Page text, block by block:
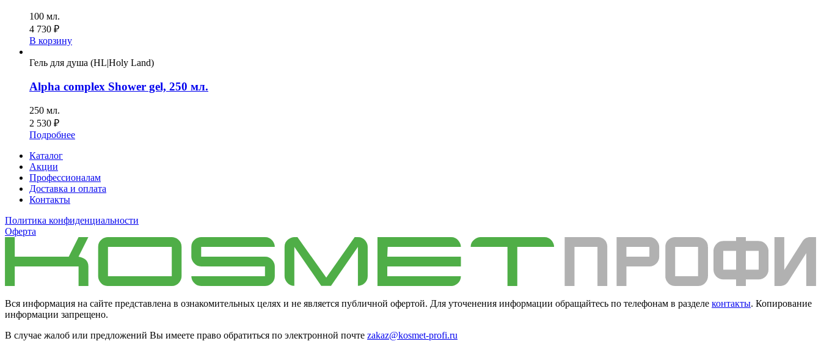
100 мл.
4 730 ₽
В корзину
Гель для душа (HL|Holy Land)
Alpha complex Shower gel, 250 мл.
250 мл.
2 530 ₽
Подробнее
Каталог
Акции
Профессионалам
Доставка и оплата
Контакты
Политика конфиденциальности
Оферта
Вся информация на сайте представлена в ознакомительных целях и не является публичной офертой. Для уточенения информации обращайтесь по телефонам в разделе контакты. Копирование
информации запрещено.
В случае жалоб или предложений Вы имеете право обратиться по электронной почте zakaz@kosmet-profi.ru